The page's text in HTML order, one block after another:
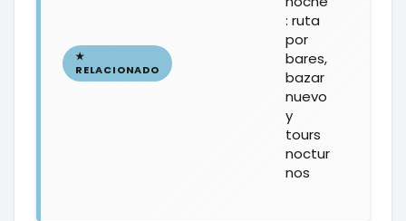
: ruta
por
bares,
bazar
nuevo
y
tours
noctur
nos